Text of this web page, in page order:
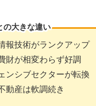
の大きな違い
報技術がランクアップ
財が相変わらず好調
ンシブセクターが転換
動産は軟調続き